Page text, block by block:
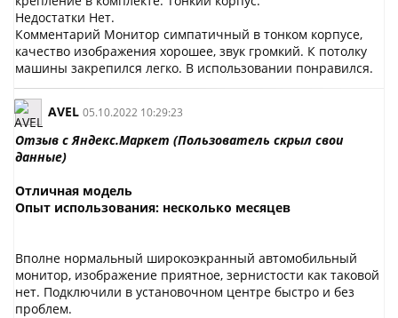
Недостатки Нет.
Комментарий Монитор симпатичный в тонком корпусе,
качество изображения хорошее, звук громкий. К потолку
машины закрепился легко. В использовании понравился.
AVEL 05.10.2022 10:29:23
Отзыв с Яндекс.Маркет (Пользователь скрыл свои
данные)
Отличная модель
Опыт использования: несколько месяцев
Вполне нормальный широкоэкранный автомобильный
монитор, изображение приятное, зернистости как таковой
нет. Подключили в установочном центре быстро и без
проблем.